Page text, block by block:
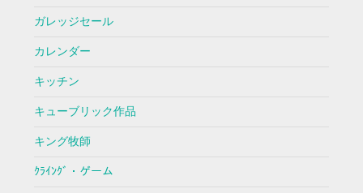
ガレッジセール
カレンダー
キッチン
キューブリック作品
キング牧師
ｸﾗｲﾝｸﾞ・ゲーム